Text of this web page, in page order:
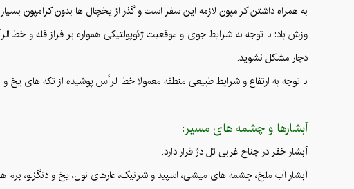
به همراه داشتن کرامپون لازمه این سفر است و گذر از یخچال ها بدون کرامپون
وزش باد: با توجه به شرایط جوی و موقعیت ژئوپولتیکی همواره بر فراز قله و خط
دچار مشکل نشوید.
با توجه به ارتفاع و شرایط طبیعی منطقه معمولا خط الرأس پوشیده از تکه های یخ
آبشارها و چشمه های مسیر:
آبشار خفر در جناح غربی تل دژ قرار دارد.
آبشار آب ملخ، چشمه های میشی، اسپید و شرنیک، غارهای نول، یخ و دنگزلو، برم